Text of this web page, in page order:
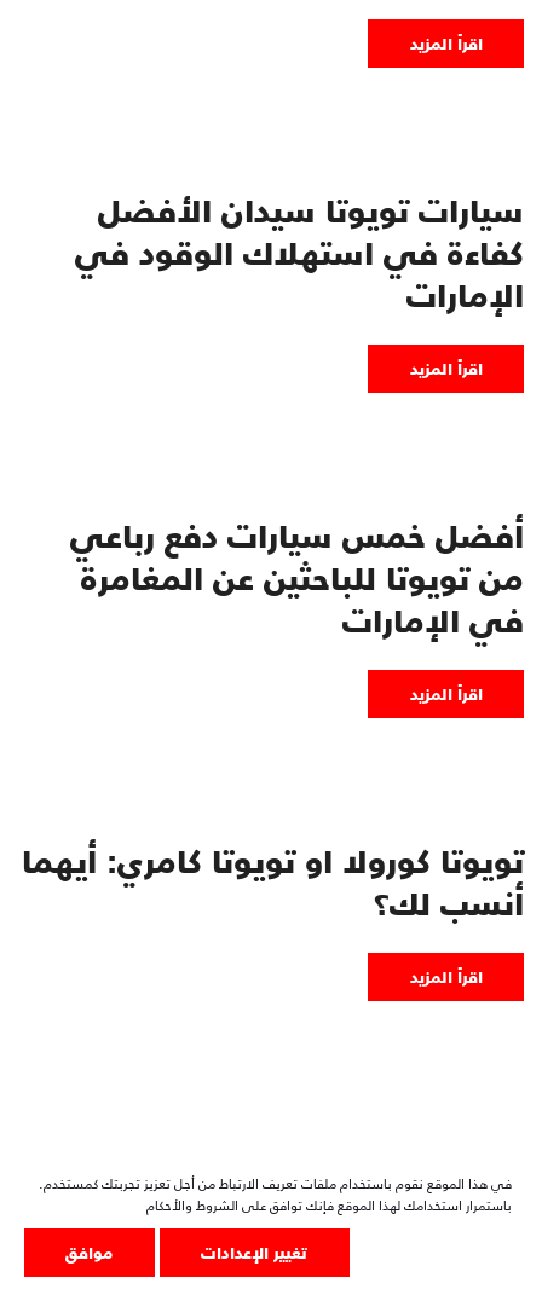
اقرأ المزيد
سيارات تويوتا سيدان الأفضل
كفاءة في استهلاك الوقود في
الإمارات
اقرأ المزيد
أفضل خمس سيارات دفع رباعي
من تويوتا للباحثين عن المغامرة
في الإمارات
اقرأ المزيد
تويوتا كورولا او تويوتا كامري: أيهما
أنسب لك؟
اقرأ المزيد
الجديدة
في هذا الموقع نقوم باستخدام ملفات تعريف الارتباط من أجل تعزيز تجربتك كمستخدم.
باستمرار استخدامك لهذا الموقع فإنك توافق على الشروط والأحكام
تغيير الإعدادات موافق